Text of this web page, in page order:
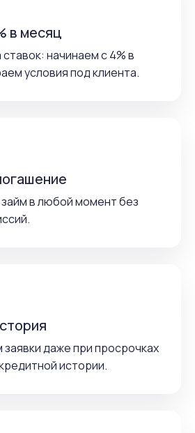
в месяц
начинаем с 4% в
условия под клиента.
в любой момент без
даже при просрочках
истории.